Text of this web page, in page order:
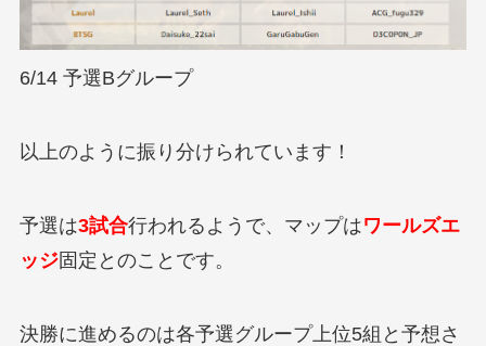
6/14 予選Bグループ
以上のように振り分けられています！
予選は3試合行われるようで、マップはワールズエ
ッジ固定とのことです。
決勝に進めるのは各予選グループ上位5組と予想さ